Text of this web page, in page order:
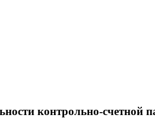
контрольно-счетной